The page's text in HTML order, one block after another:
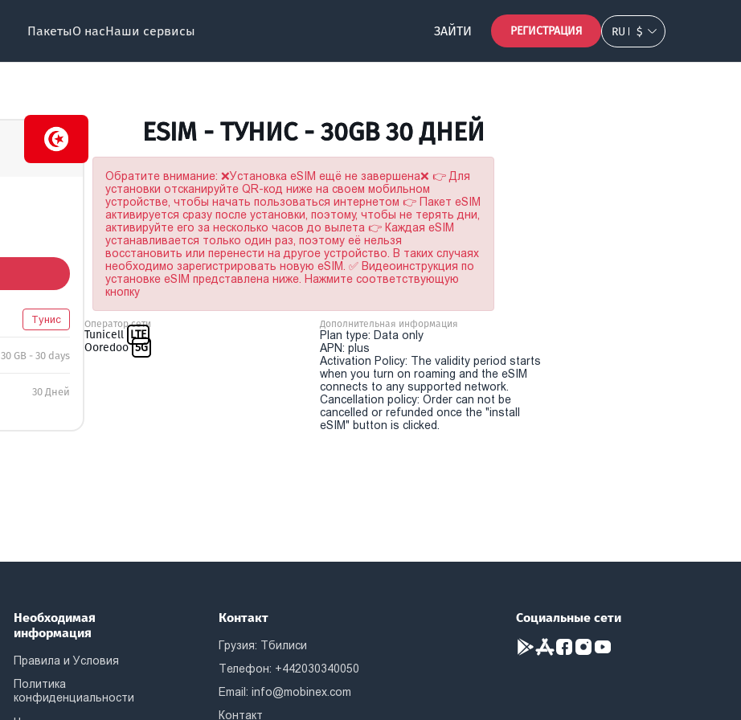
ПакетыО насНаши сервисы ЗАЙТИ РЕГИСТРАЦИЯ RU $
Тунис
30 GB - 30 days
30 Дней
ESIM - ТУНИС - 30GB 30 ДНЕЙ
Обратите внимание: ❌Установка eSIM ещё не завершена❌ 👉 Для
установки отсканируйте QR-код ниже на своем мобильном
устройстве, чтобы начать пользоваться интернетом 👉 Пакет eSIM
активируется сразу после установки, поэтому, чтобы не терять дни,
активируйте его за несколько часов до вылета 👉 Каждая eSIM
устанавливается только один раз, поэтому её нельзя
восстановить или перенести на другое устройство. В таких случаях
необходимо зарегистрировать новую eSIM. ✅ Видеоинструкция по
установке eSIM представлена ниже. Нажмите соответствующую
кнопку
Оператор сети
Tunicell LTE
Ooredoo 5G
Дополнительная информация
Plan type: Data only
APN: plus
Activation Policy: The validity period starts
when you turn on roaming and the eSIM
connects to any supported network.
Cancellation policy: Order can not be
cancelled or refunded once the "install
eSIM" button is clicked.
Необходимая
информация
Правила и Условия
Политика
конфиденциальности
Контакт
Грузия: Тбилиси
Телефон: +442030340050
Email:info@mobinex.com
Контакт
Социальные сети